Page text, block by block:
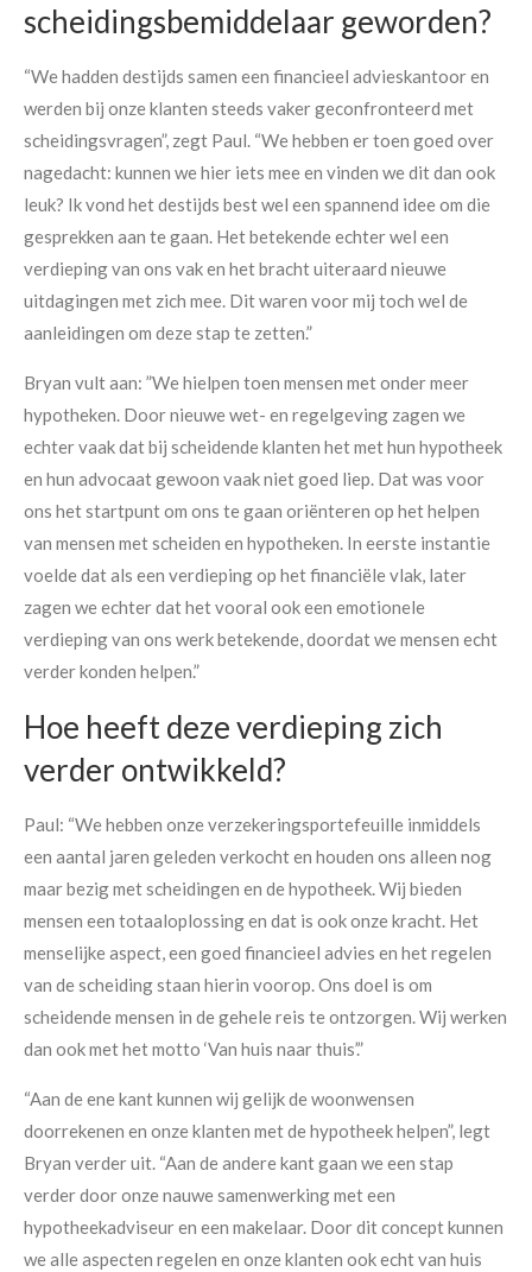
scheidingsbemiddelaar geworden?
“We hadden destijds samen een financieel advieskantoor en
werden bij onze klanten steeds vaker geconfronteerd met
scheidingsvragen”, zegt Paul. “We hebben er toen goed over
nagedacht: kunnen we hier iets mee en vinden we dit dan ook
leuk? Ik vond het destijds best wel een spannend idee om die
gesprekken aan te gaan. Het betekende echter wel een
verdieping van ons vak en het bracht uiteraard nieuwe
uitdagingen met zich mee. Dit waren voor mij toch wel de
aanleidingen om deze stap te zetten.”
Bryan vult aan: ”We hielpen toen mensen met onder meer
hypotheken. Door nieuwe wet- en regelgeving zagen we
echter vaak dat bij scheidende klanten het met hun hypotheek
en hun advocaat gewoon vaak niet goed liep. Dat was voor
ons het startpunt om ons te gaan oriënteren op het helpen
van mensen met scheiden en hypotheken. In eerste instantie
voelde dat als een verdieping op het financiële vlak, later
zagen we echter dat het vooral ook een emotionele
verdieping van ons werk betekende, doordat we mensen echt
verder konden helpen.”
Hoe heeft deze verdieping zich
verder ontwikkeld?
Paul: “We hebben onze verzekeringsportefeuille inmiddels
een aantal jaren geleden verkocht en houden ons alleen nog
maar bezig met scheidingen en de hypotheek. Wij bieden
mensen een totaaloplossing en dat is ook onze kracht. Het
menselijke aspect, een goed financieel advies en het regelen
van de scheiding staan hierin voorop. Ons doel is om
scheidende mensen in de gehele reis te ontzorgen. Wij werken
dan ook met het motto ‘Van huis naar thuis’.”
“Aan de ene kant kunnen wij gelijk de woonwensen
doorrekenen en onze klanten met de hypotheek helpen”, legt
Bryan verder uit. “Aan de andere kant gaan we een stap
verder door onze nauwe samenwerking met een
hypotheekadviseur en een makelaar. Door dit concept kunnen
we alle aspecten regelen en onze klanten ook echt van huis